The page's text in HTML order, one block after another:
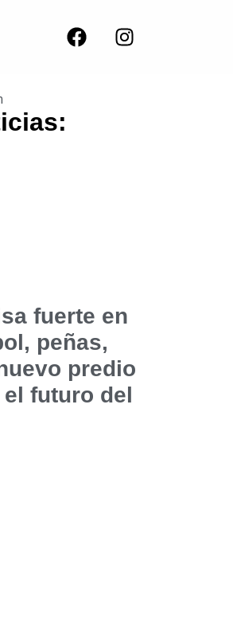
fuerte en
peñas,
predio
futuro del